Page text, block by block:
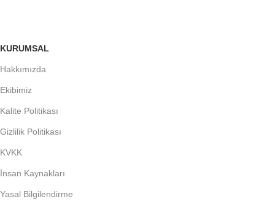
KURUMSAL
Hakkımızda
Ekibimiz
Kalite Politikası
Gizlilik Politikası
KVKK
İnsan Kaynakları
Yasal Bilgilendirme